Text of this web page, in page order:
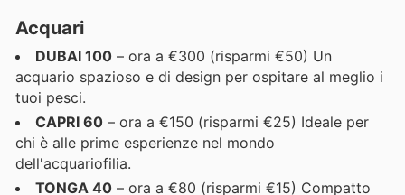
Acquari
DUBAI 100 – ora a €300 (risparmi €50) Un
acquario spazioso e di design per ospitare al meglio i
tuoi pesci.
CAPRI 60 – ora a €150 (risparmi €25) Ideale per
chi è alle prime esperienze nel mondo
dell'acquariofilia.
TONGA 40 – ora a €80 (risparmi €15) Compatto